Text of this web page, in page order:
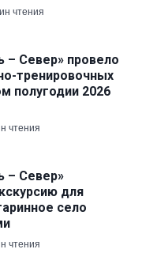
чтения
– Север» провело
тренировочных
полугодии 2026
чтения
– Север»
для
село
чтения